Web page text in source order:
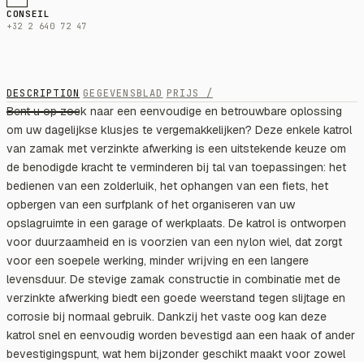
CONSEIL
+32 2 640 72 47
DESCRIPTION GEGEVENSBLAD PRIJS /
Bent u op zoek naar een eenvoudige en betrouwbare oplossing
om uw dagelijkse klusjes te vergemakkelijken? Deze enkele katrol
van zamak met verzinkte afwerking is een uitstekende keuze om
de benodigde kracht te verminderen bij tal van toepassingen: het
bedienen van een zolderluik, het ophangen van een fiets, het
opbergen van een surfplank of het organiseren van uw
opslagruimte in een garage of werkplaats. De katrol is ontworpen
voor duurzaamheid en is voorzien van een nylon wiel, dat zorgt
voor een soepele werking, minder wrijving en een langere
levensduur. De stevige zamak constructie in combinatie met de
verzinkte afwerking biedt een goede weerstand tegen slijtage en
corrosie bij normaal gebruik. Dankzij het vaste oog kan deze
katrol snel en eenvoudig worden bevestigd aan een haak of ander
bevestigingspunt, wat hem bijzonder geschikt maakt voor zowel